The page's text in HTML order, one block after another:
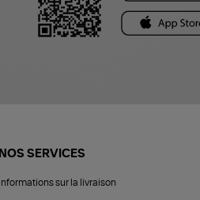
NOS SERVICES
Informations sur la livraison